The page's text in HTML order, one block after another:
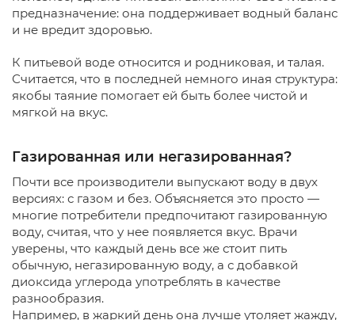
предназначение: она поддерживает водный баланс
и не вредит здоровью.
К питьевой воде относится и родниковая, и талая.
Считается, что в последней немного иная структура:
якобы таяние помогает ей быть более чистой и
мягкой на вкус.
Газированная или негазированная?
Почти все производители выпускают воду в двух
версиях: с газом и без. Объясняется это просто —
многие потребители предпочитают газированную
воду, считая, что у нее появляется вкус. Врачи
уверены, что каждый день все же стоит пить
обычную, негазированную воду, а с добавкой
диоксида углерода употреблять в качестве
разнообразия.
Например, в жаркий день она лучше утоляет жажду,